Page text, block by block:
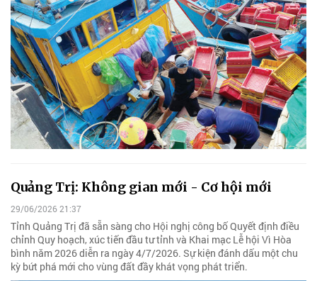
Quảng Trị: Không gian mới - Cơ hội mới
29/06/2026 21:37
Tỉnh Quảng Trị đã sẵn sàng cho Hội nghị công bố Quyết định điều
chỉnh Quy hoạch, xúc tiến đầu tư tỉnh và Khai mạc Lễ hội Vì Hòa
bình năm 2026 diễn ra ngày 4/7/2026. Sự kiện đánh dấu một chu
kỳ bứt phá mới cho vùng đất đầy khát vọng phát triển.